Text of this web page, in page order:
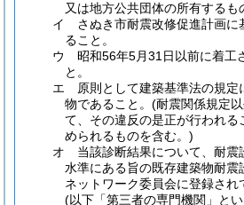
又は地方公共団体の所有するも
イ
さぬき市耐震改修促進計画に
ること。
ウ
昭和56年5月31日以前に着工
と。
エ
原則として建築基準法の規
物であること。 (耐震関係規定
て、その違反の是正が行われる
められるものを含む。)
オ
当該診断結果について、耐震
水準にある旨の既存建築物耐震
ネットワーク委員会に登録さ
(以下「第三者の専門機関」と